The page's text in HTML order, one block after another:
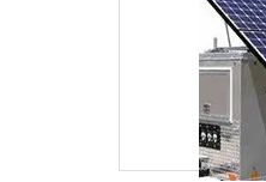
ALUGUEL
PEQUENO Conheça os
equipamentos que a
para seus clientes,
planos de